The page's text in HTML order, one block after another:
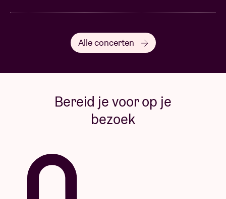
Alle concerten
Bereid je voor op je
bezoek